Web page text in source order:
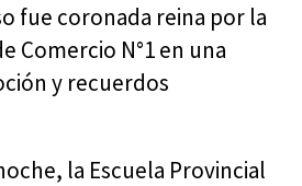
fue coronada reina por la
Comercio N°1 en una
y recuerdos
la Escuela Provincial